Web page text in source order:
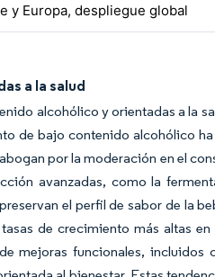
y Europa, despliegue global
a la salud
alcohólico y orientadas a la
de bajo contenido alcohólico
por la moderación en el
avanzadas, como la
el perfil de sabor de la
de crecimiento más altas
mejoras funcionales,